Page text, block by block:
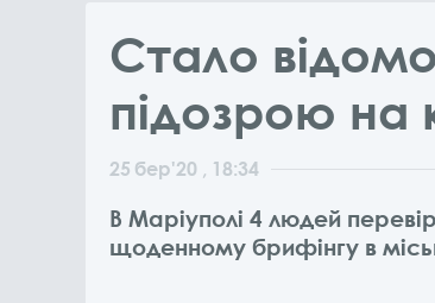
Стало
підозрою на
25 бер'20 , 18:34
В Маріуполі 4 людей
щоденному брифінгу в